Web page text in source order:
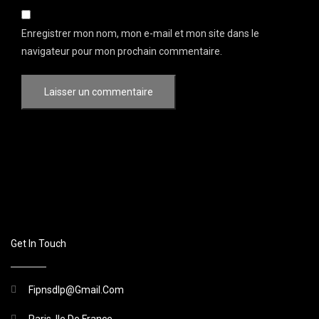
Enregistrer mon nom, mon e-mail et mon site dans le
navigateur pour mon prochain commentaire.
Get In Touch
Fipnsdlp@gmail.com